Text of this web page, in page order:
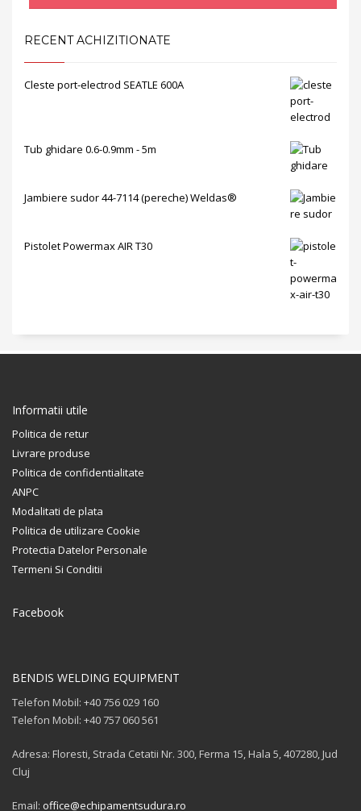
RECENT ACHIZITIONATE
Cleste port-electrod SEATLE 600A
Tub ghidare 0.6-0.9mm - 5m
Jambiere sudor 44-7114 (pereche) Weldas®
Pistolet Powermax AIR T30
Informatii utile
Politica de retur
Livrare produse
Politica de confidentialitate
ANPC
Modalitati de plata
Politica de utilizare Cookie
Protectia Datelor Personale
Termeni Si Conditii
Facebook
BENDIS WELDING EQUIPMENT
Telefon Mobil: +40 756 029 160
Telefon Mobil: +40 757 060 561
Adresa: Floresti, Strada Cetatii Nr. 300, Ferma 15, Hala 5, 407280, Jud
Cluj
Email: office@echipamentsudura.ro